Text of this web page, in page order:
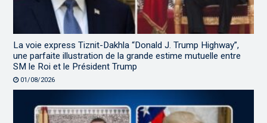
La voie express Tiznit-Dakhla “Donald J. Trump Highway”,
une parfaite illustration de la grande estime mutuelle entre
SM le Roi et le Président Trump
01/08/2026